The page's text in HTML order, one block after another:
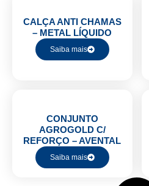
CALÇA ANTI CHAMAS
– METAL LÍQUIDO
Saiba mais
CONJUNTO
AGROGOLD C/
REFORÇO – AVENTAL
Saiba mais